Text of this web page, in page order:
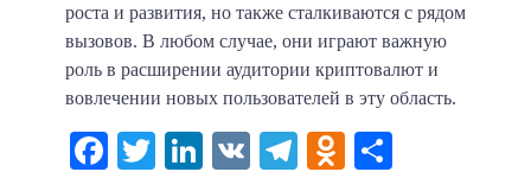
роста и развития, но также сталкиваются с рядом
вызовов. В любом случае, они играют важную
роль в расширении аудитории криптовалют и
вовлечении новых пользователей в эту область.
Facebook
TwitterLinkedIn
VK Telegram